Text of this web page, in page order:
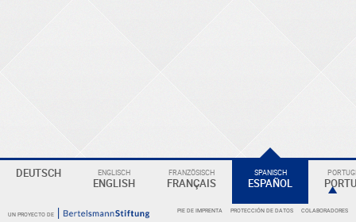
DEUTSCH ENGLISCH
ENGLISH
FRANZÖSISCH
FRANÇAIS
SPANISCH
ESPAÑOL
UN PROYECTO DE PIE DE IMPRENTA PROTECCIÓN DE DATOS COLABORADORES
ELEKTRONIKER
Überschrift